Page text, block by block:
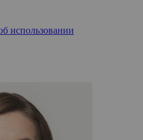
использовании